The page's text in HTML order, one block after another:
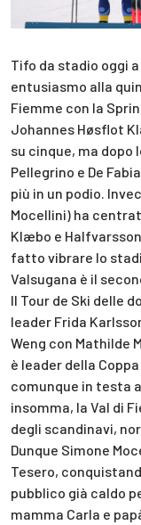
Tifo da stadio oggi
entusiasmo alla
Fiemme con la
Johannes Høsflot
su cinque, ma dopo
Pellegrino e De
più in un podio.
Mocellini) ha
Klæbo e
fatto vibrare lo
Valsugana è il
Il Tour de Ski delle
leader Frida
Weng con Mathilde
è leader della
comunque in testa
insomma, la Val di
degli scandinavi,
Dunque Simone
Tesero,
pubblico già caldo
mamma Carla e